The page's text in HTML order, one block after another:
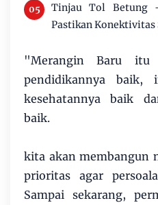
Tinjau Tol Betung
Pastikan
"Merangin Baru
pendidikannya baik,
kesehatannya baik
baik.
kita akan membangun
prioritas agar
Sampai sekarang,